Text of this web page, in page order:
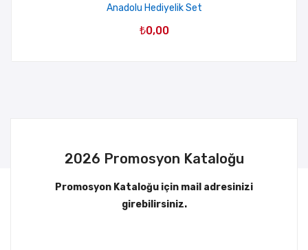
Anadolu Hediyelik Set
₺0,00
2026 Promosyon Kataloğu
Promosyon Kataloğu için mail adresinizi
girebilirsiniz.